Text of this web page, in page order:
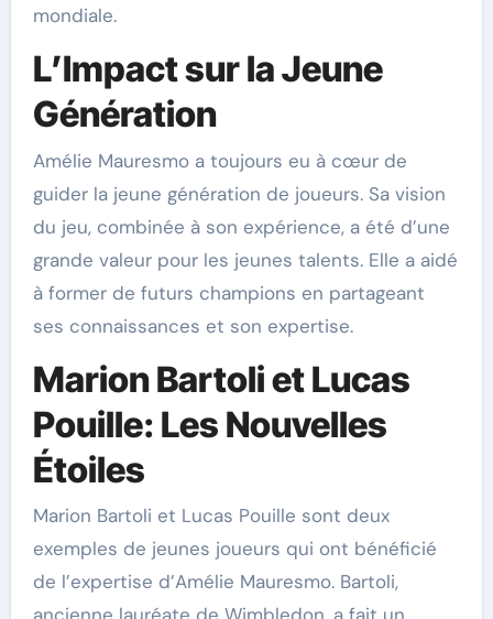
mondiale.
L’Impact sur la Jeune
Génération
Amélie Mauresmo a toujours eu à cœur de
guider la jeune génération de joueurs. Sa vision
du jeu, combinée à son expérience, a été d’une
grande valeur pour les jeunes talents. Elle a aidé
à former de futurs champions en partageant
ses connaissances et son expertise.
Marion Bartoli et Lucas
Pouille: Les Nouvelles
Étoiles
Marion Bartoli et Lucas Pouille sont deux
exemples de jeunes joueurs qui ont bénéficié
de l’expertise d’Amélie Mauresmo. Bartoli,